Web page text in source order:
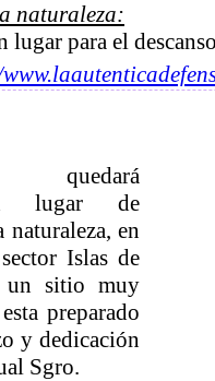
naturaleza:
lugar para el
quedará
lugar de
en
Islas de
un sitio muy
preparado
y dedicación
Sgro.